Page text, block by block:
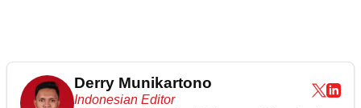
Derry Munikartono
Indonesian Editor